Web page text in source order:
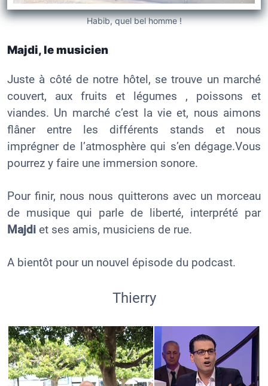
Habib, quel bel homme !
Majdi, le musicien
Juste à côté de notre hôtel, se trouve un marché
couvert, aux fruits et légumes , poissons et
viandes. Un marché c’est la vie et, nous aimons
flâner entre les différents stands et nous
imprégner de l’atmosphère qui s’en dégage.Vous
pourrez y faire une immersion sonore.
Pour finir, nous nous quitterons avec un morceau
de musique qui parle de liberté, interprété par
Majdi et ses amis, musiciens de rue.
A bientôt pour un nouvel épisode du podcast.
Thierry